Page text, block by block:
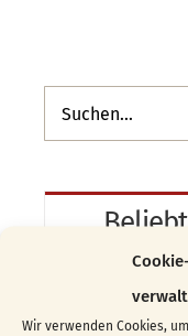
Wir verwenden Cookies,
Suche
nach:
Beliebt
Vom
04.06.2026